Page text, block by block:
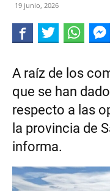
19 junio, 2026
A raíz de los
que se han
respecto a las
la provincia de
informa.